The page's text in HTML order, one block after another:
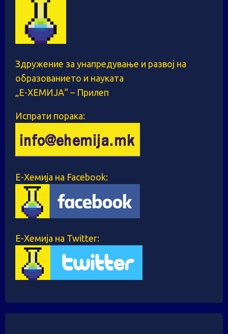
Здружение за унапредување и развој на
образованието и науката
„Е-ХЕМИЈА“ – Прилеп
Испрати порака:
Е-Хемија на Facebook:
Е-Хемија на Twitter: